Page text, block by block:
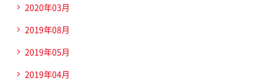
2020年03月
2019年08月
2019年05月
2019年04月